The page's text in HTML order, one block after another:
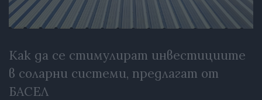
Как да се стимулират инвестициите
в соларни системи, предлагат от
БАСЕЛ